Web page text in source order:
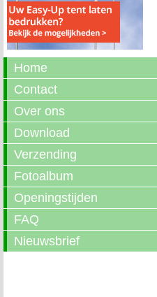
Home
Contact
Over ons
Download
Verzending
Fotoalbum
Openingstijden
FAQ
Nieuwsbrief